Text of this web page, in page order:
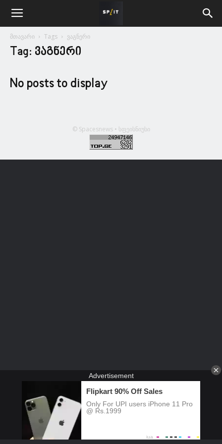
მთავარი Tags ვაგნერი
Tag: ვაგნერი
No posts to display
© Spacesnews • სფეისნიუსი